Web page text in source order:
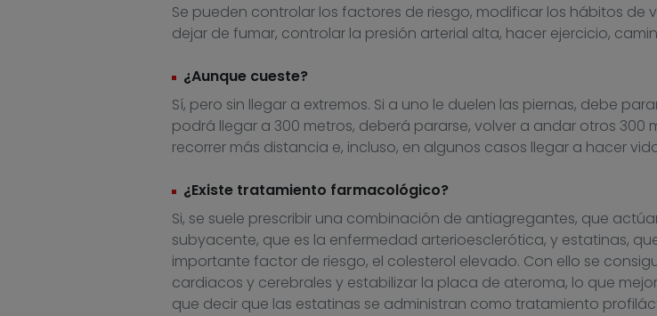
Se pueden controlar los factores de riesgo, modificar los hábitos de
dejar de fumar, controlar la presión arterial alta, hacer ejercicio,
¿Aunque cueste?
Sí, pero sin llegar a extremos. Si a uno le duelen las piernas, debe
podrá llegar a 300 metros, deberá pararse, volver a andar otros 300
recorrer más distancia e, incluso, en algunos casos llegar a hacer
¿Existe tratamiento farmacológico?
Si, se suele prescribir una combinación de antiagregantes, que
subyacente, que es la enfermedad arterioesclerótica, y estatinas,
importante factor de riesgo, el colesterol elevado. Con ello se
cardiacos y cerebrales y estabilizar la placa de ateroma, lo que
que decir que las estatinas se administran como tratamiento